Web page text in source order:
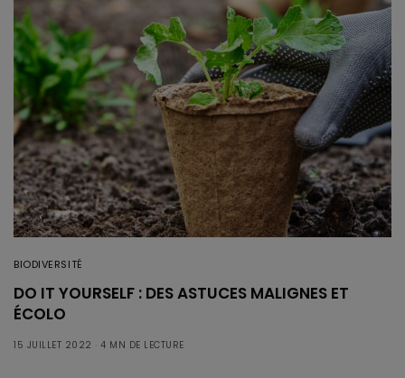
BIODIVERSITÉ
DO IT YOURSELF : DES ASTUCES MALIGNES ET
ÉCOLO
15 JUILLET 2022 4 MN DE LECTURE